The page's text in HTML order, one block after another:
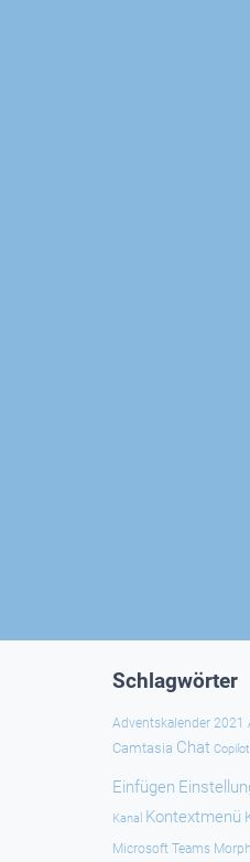
Schlagwörter
Adventskalender 2021
Camtasia Chat Copilot
Einfügen
Kanal Kontextmenü
Microsoft Teams